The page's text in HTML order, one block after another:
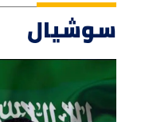
سوشيال